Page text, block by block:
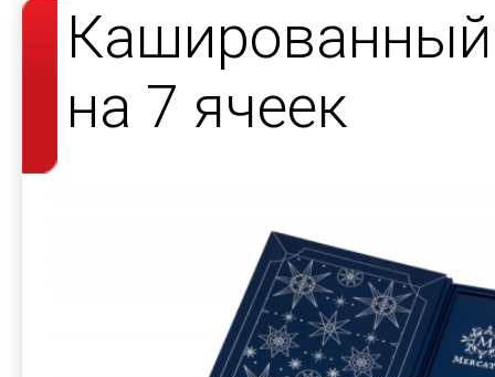
Кашированный
на 7 ячеек